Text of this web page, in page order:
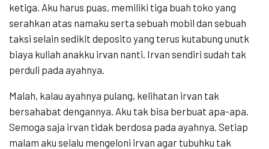
ketiga. Aku harus puas, memiliki tiga buah toko yang
serahkan atas namaku serta sebuah mobil dan sebuah
taksi selain sedikit deposito yang terus kutabung unutk
biaya kuliah anakku irvan nanti. Irvan sendiri sudah tak
perduli pada ayahnya.
Malah, kalau ayahnya pulang, kelihatan irvan tak
bersahabat dengannya. Aku tak bisa berbuat apa-apa.
Semoga saja irvan tidak berdosa pada ayahnya. Setiap
malam aku selalu mengeloni irvan agar tubuhku tak